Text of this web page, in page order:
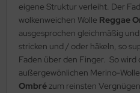
eigene Struktur verleiht. Der
wolkenweichen Wolle Reggae
ausgesprochen gleichmäßig
stricken und / oder häkeln, so
Faden über den Finger. So wird
außergewönlichen Merino-Wolle
Ombrézum reinsten